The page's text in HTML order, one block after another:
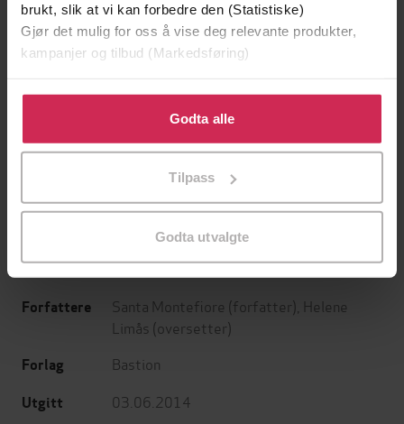
brukt, slik at vi kan forbedre den (Statistiske)
Gjør det mulig for oss å vise deg relevante produkter,
kampanjer og tilbud (Markedsføring)
Klikk på «Godta alle» for å gi oss ditt samtykke til å
bruke cookies for alle disse formålene. Du kan også
tilpasse ditt samtykke til spesifikke formål ved å klikke
Godta alle
Tilpass
Godta utvalgte
249,-
EBOK
249,-
EBOK
Forfattere Santa Montefiore (forfatter), Helene
Limås (oversetter)
Forlag Bastion
Utgitt 03.06.2014